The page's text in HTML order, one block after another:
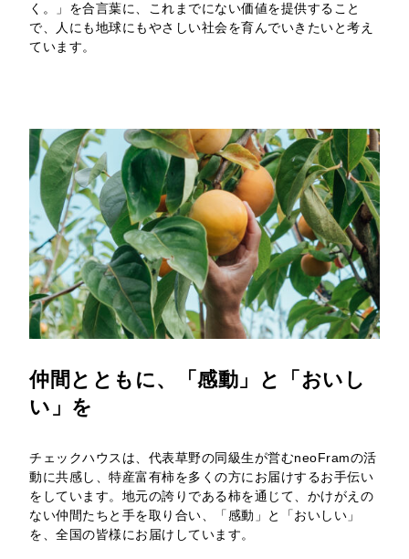
く。」を合言葉に、これまでにない価値を提供すること
で、人にも地球にもやさしい社会を育んでいきたいと考え
ています。
仲間とともに、「感動」と「おいし
い」を
チェックハウスは、代表草野の同級生が営むneoFramの活
動に共感し、特産富有柿を多くの方にお届けするお手伝い
をしています。地元の誇りである柿を通じて、かけがえの
ない仲間たちと手を取り合い、「感動」と「おいしい」
を、全国の皆様にお届けしています。